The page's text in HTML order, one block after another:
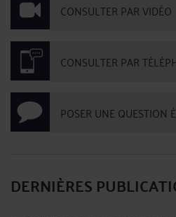
CONSULTER PAR VIDÉO
CONSULTER PAR
POSER UNE QUESTION
DERNIÈRES